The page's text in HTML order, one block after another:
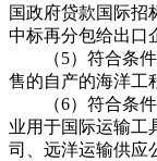
国政府贷款国际招
中标再分包给出口
（5）符合条件
售的自产的海洋工
（6）符合条件
业用于国际运输工
司、远洋运输供应